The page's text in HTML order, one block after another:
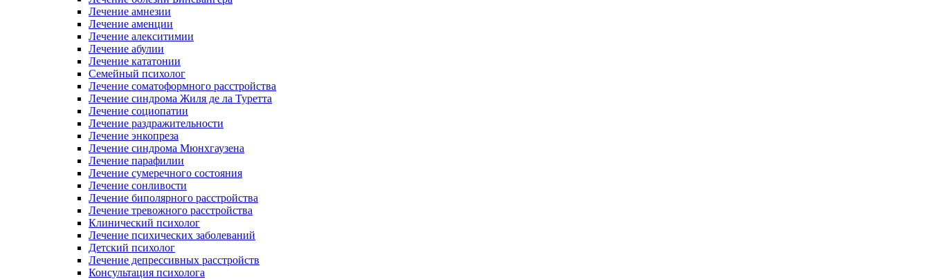
Лечение амнезии
Лечение аменции
Лечение алекситимии
Лечение абулии
Лечение кататонии
Семейный психолог
Лечение соматоформного расстройства
Лечение синдрома Жиля де ла Туретта
Лечение социопатии
Лечение раздражительности
Лечение энкопреза
Лечение синдрома Мюнхгаузена
Лечение парафилии
Лечение сумеречного состояния
Лечение сонливости
Лечение биполярного расстройства
Лечение тревожного расстройства
Клинический психолог
Лечение психических заболеваний
Детский психолог
Лечение депрессивных расстройств
Консультация психолога